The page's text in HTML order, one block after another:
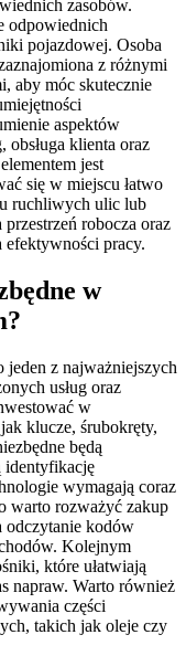
zasobów.
odpowiednich
pojazdowej. Osoba
z różnymi
aby móc skutecznie
aspektów
obsługa klienta oraz
jest
się w miejscu łatwo
ruchliwych ulic lub
robocza oraz
efektywności pracy.
w
jeden z najważniejszych
usług oraz
w
klucze, śrubokręty,
będą
identyfikację
wymagają coraz
warto rozważyć zakup
odczytanie kodów
Kolejnym
które ułatwiają
napraw. Warto również
części
takich jak oleje czy